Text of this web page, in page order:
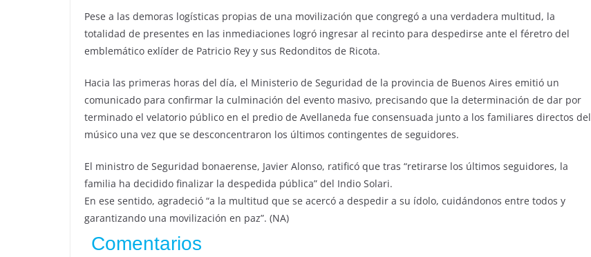
Pese a las demoras logísticas propias de una movilización que congregó a una verdadera multitud, la
totalidad de presentes en las inmediaciones logró ingresar al recinto para despedirse ante el féretro del
emblemático exlíder de Patricio Rey y sus Redonditos de Ricota.
Hacia las primeras horas del día, el Ministerio de Seguridad de la provincia de Buenos Aires emitió un
comunicado para confirmar la culminación del evento masivo, precisando que la determinación de dar por
terminado el velatorio público en el predio de Avellaneda fue consensuada junto a los familiares directos del
músico una vez que se desconcentraron los últimos contingentes de seguidores.
El ministro de Seguridad bonaerense, Javier Alonso, ratificó que tras “retirarse los últimos seguidores, la
familia ha decidido finalizar la despedida pública” del Indio Solari.
En ese sentido, agradeció “a la multitud que se acercó a despedir a su ídolo, cuidándonos entre todos y
garantizando una movilización en paz”. (NA)
Comentarios